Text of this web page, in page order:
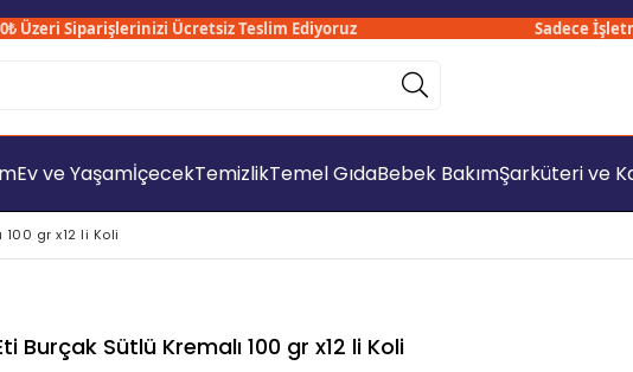
Üzeri Siparişlerinizi Ücretsiz Teslim Ediyoruz Sadece
Ev ve YaşamİçecekTemizlikTemel GıdaBebek BakımŞarküteri ve
100 gr x12 li Koli
Burçak Sütlü Kremalı 100 gr x12 li Koli